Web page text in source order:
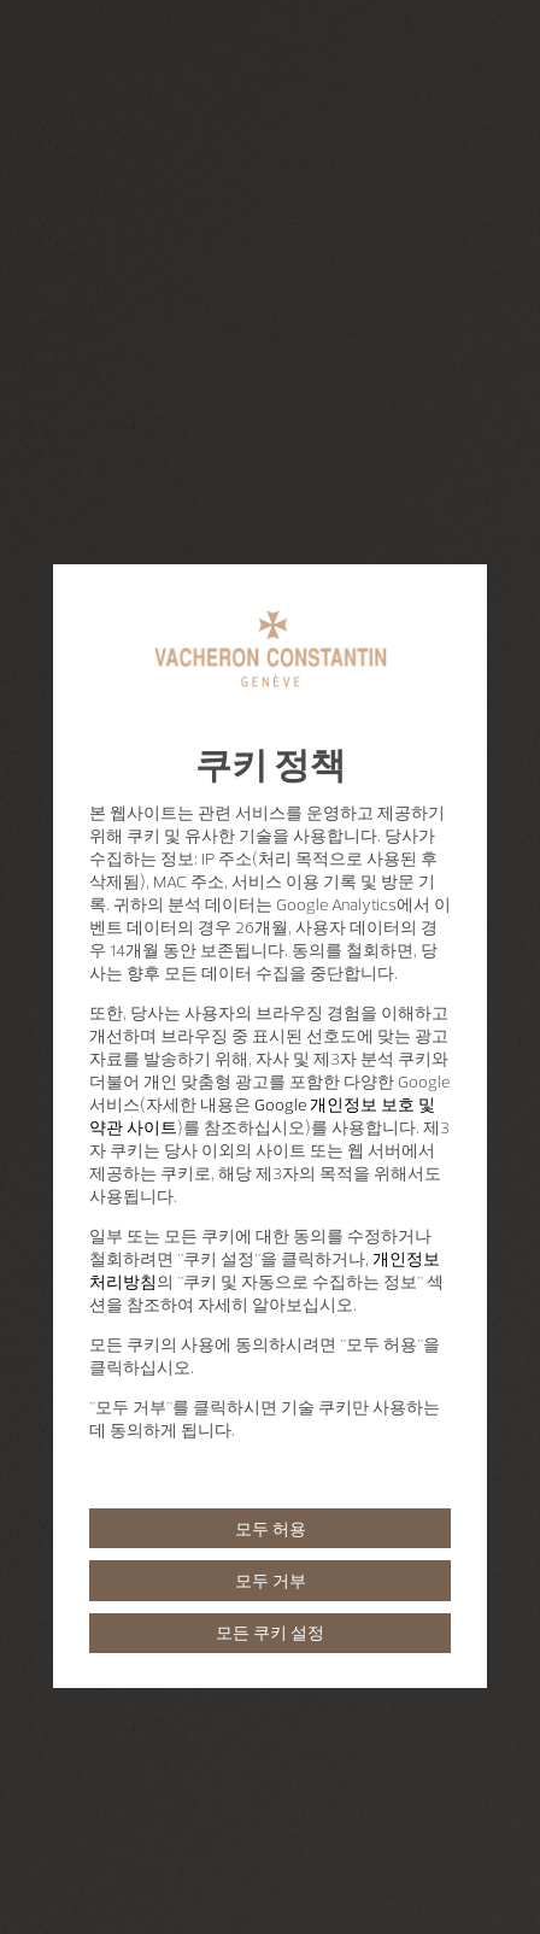
쿠키 정책
본 웹사이트는 관련 서비스를 운영하고 제공하기
위해 쿠키 및 유사한 기술을 사용합니다. 당사가
수집하는 정보: IP 주소(처리 목적으로 사용된 후
삭제됨), MAC 주소, 서비스 이용 기록 및 방문 기
록. 귀하의 분석 데이터는 Google Analytics에서 이
벤트 데이터의 경우 26개월, 사용자 데이터의 경
우 14개월 동안 보존됩니다. 동의를 철회하면, 당
사는 향후 모든 데이터 수집을 중단합니다.
또한, 당사는 사용자의 브라우징 경험을 이해하고
개선하며 브라우징 중 표시된 선호도에 맞는 광고
자료를 발송하기 위해, 자사 및 제3자 분석 쿠키와
더불어 개인 맞춤형 광고를 포함한 다양한 Google
서비스(자세한 내용은 Google 개인정보 보호 및
약관 사이트)를 참조하십시오)를 사용합니다. 제3
자 쿠키는 당사 이외의 사이트 또는 웹 서버에서
제공하는 쿠키로, 해당 제3자의 목적을 위해서도
사용됩니다.
일부 또는 모든 쿠키에 대한 동의를 수정하거나
철회하려면 "쿠키 설정"을 클릭하거나, 개인정보
처리방침의 "쿠키 및 자동으로 수집하는 정보" 섹
션을 참조하여 자세히 알아보십시오.
모든 쿠키의 사용에 동의하시려면 "모두 허용"을
클릭하십시오.
"모두 거부"를 클릭하시면 기술 쿠키만 사용하는
데 동의하게 됩니다.
모두 허용
모두 거부
모든 쿠키 설정